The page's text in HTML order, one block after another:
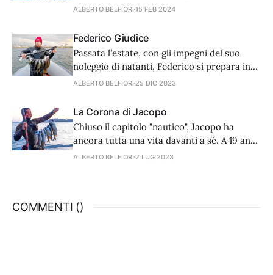
free. Eccovi alcune pillole del trascorso
passione una professione.
ALBERTO BELFIORI 15 FEB 2024
Federico Giudice
Passata l’estate, con gli impegni del suo
noleggio di natanti, Federico si prepara in
attesa del Campionato italiano assoluto di
suo passato.
ALBERTO BELFIORI 25 DIC 2023
La Corona di Jacopo
Chiuso il capitolo "nautico", Jacopo ha
ancora tutta una vita davanti a sé. A 19 anni
può dedicarsi a tempo pieno alla pesca e
doppio elastico.
ALBERTO BELFIORI 2 LUG 2023
COMMENTI ()